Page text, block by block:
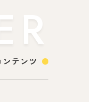
ンテンツ